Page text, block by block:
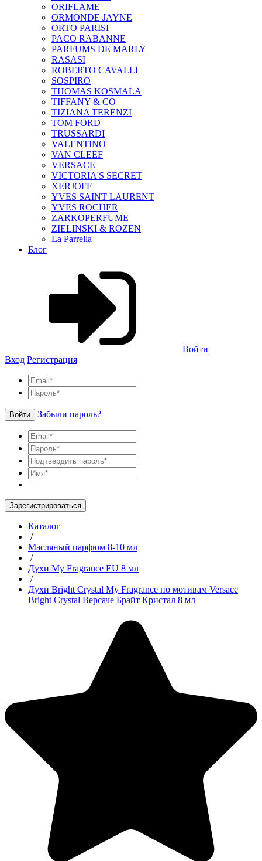
ORIFLAME
ORMONDE JAYNE
ORTO PARISI
PACO RABANNE
PARFUMS DE MARLY
RASASI
ROBERTO CAVALLI
SOSPIRO
THOMAS KOSMALA
TIFFANY & CO
TIZIANA TERENZI
TOM FORD
TRUSSARDI
VALENTINO
VAN CLEEF
VERSACE
VICTORIA'S SECRET
XERJOFF
YVES SAINT LAURENT
YVES ROCHER
ZARKOPERFUME
ZIELINSKI & ROZEN
La Parrella
Блог
Войти
Вход Регистрация
Войти Забыли пароль?
Зарегистрироваться
Каталог
/
Масляный парфюм 8-10 мл
/
Духи My Fragrance EU 8 мл
/
Духи Bright Crystal My Fragrance по мотивам Versace
Bright Crystal Версаче Брайт Кристал 8 мл